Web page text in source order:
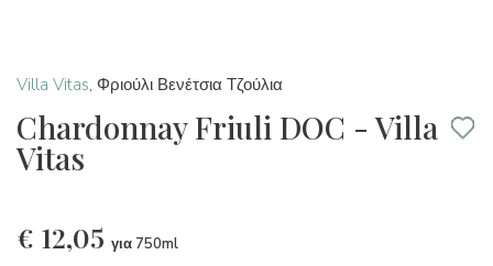
Villa Vitas, Φριούλι Βενέτσια Τζούλια
Chardonnay Friuli DOC - Villa
Vitas
€ 12,05 για 750ml